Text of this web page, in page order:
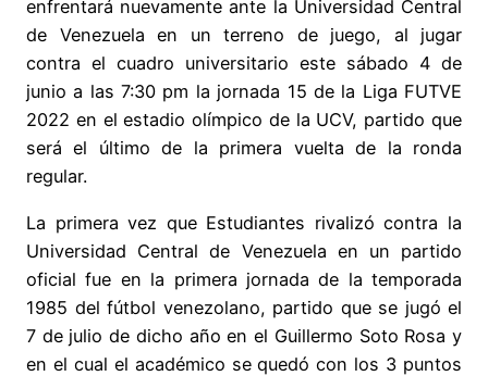
enfrentará nuevamente ante la Universidad Central
de Venezuela en un terreno de juego, al jugar
contra el cuadro universitario este sábado 4 de
junio a las 7:30 pm la jornada 15 de la Liga FUTVE
2022 en el estadio olímpico de la UCV, partido que
será el último de la primera vuelta de la ronda
regular.
La primera vez que Estudiantes rivalizó contra la
Universidad Central de Venezuela en un partido
oficial fue en la primera jornada de la temporada
1985 del fútbol venezolano, partido que se jugó el
7 de julio de dicho año en el Guillermo Soto Rosa y
en el cual el académico se quedó con los 3 puntos